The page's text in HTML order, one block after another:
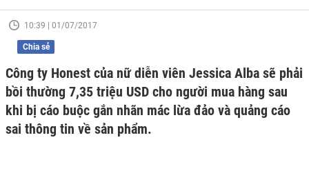
10:39 | 01/07/2017
Chia sẻ
Công ty Honest của nữ diễn viên Jessica Alba sẽ phải
bồi thường 7,35 triệu USD cho người mua hàng sau
khi bị cáo buộc gắn nhãn mác lừa đảo và quảng cáo
sai thông tin về sản phẩm.